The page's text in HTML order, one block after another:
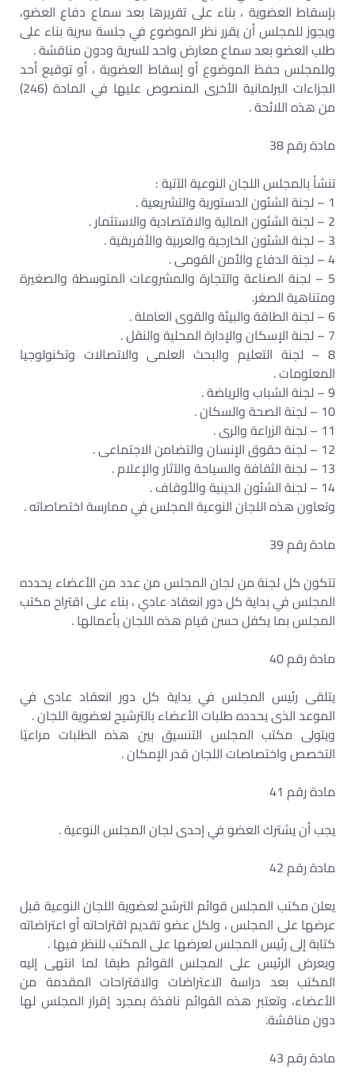
بإسقاط العضوية ، بناء على تقريرها بعد سماع دفاع العضو،
ويجوز للمجلس أن يقرر نظر الموضوع في جلسة سرية بناء على
طلب العضو بعد سماع معارض واحد للسرية ودون مناقشة .
وللمجلس حفظ الموضوع أو إسقاط العضوية ، أو توقيع أحد
الجزاءات البرلمانية الأخرى المنصوص عليها في المادة (246)
من هذه اللائحة .
مادة رقم 38
تنشأ بالمجلس اللجان النوعية الآتية :
1 – لجنة الشئون الدستورية والتشريعية .
2 – لجنة الشئون المالية والاقتصادية والاستثمار .
3 – لجنة الشئون الخارجية والعربية والأفريقية .
4 – لجنة الدفاع والأمن القومى .
5 – لجنة الصناعة والتجارة والمشروعات المتوسطة والصغيرة
ومتناهية الصغر.
6 – لجنة الطاقة والبيئة والقوى العاملة .
7 – لجنة الإسكان والإدارة المحلية والنقل .
8 – لجنة التعليم والبحث العلمى والاتصالات وتكنولوجيا
المعلومات .
9 – لجنة الشباب والرياضة .
10 – لجنة الصحة والسكان .
11 – لجنة الزراعة والرى .
12 – لجنة حقوق الإنسان والتضامن الاجتماعى .
13 – لجنة الثقافة والسياحة والآثار والإعلام .
14 – لجنة الشئون الدينية والأوقاف .
وتعاون هذه اللجان النوعية المجلس في ممارسة اختصاصاته .
مادة رقم 39
تتكون كل لجنة من لجان المجلس من عدد من الأعضاء يحدده
المجلس في بداية كل دور انعقاد عادي ، بناء على اقتراح مكتب
المجلس بما يكفل حسن قيام هذه اللجان بأعمالها .
مادة رقم 40
يتلقى رئيس المجلس في بداية كل دور انعقاد عادى في
الموعد الذى يحدده طلبات الأعضاء بالترشيح لعضوية اللجان .
ويتولى مكتب المجلس التنسيق بين هذه الطلبات مراعيًا
التخصص واختصاصات اللجان قدر الإمكان .
مادة رقم 41
يجب أن يشترك العضو في إحدى لجان المجلس النوعية .
مادة رقم 42
يعلن مكتب المجلس قوائم الترشح لعضوية اللجان النوعية قبل
عرضها على المجلس ، ولكل عضو تقديم اقتراحاته أو اعتراضاته
كتابة إلى رئيس المجلس لعرضها على المكتب للنظر فيها .
ويعرض الرئيس على المجلس القوائم طبقا لما انتهى إليه
المكتب بعد دراسة الاعتراضات والاقتراحات المقدمة من
الأعضاء، وتعتبر هذه القوائم نافذة بمجرد إقرار المجلس لها
دون مناقشة.
مادة رقم 43